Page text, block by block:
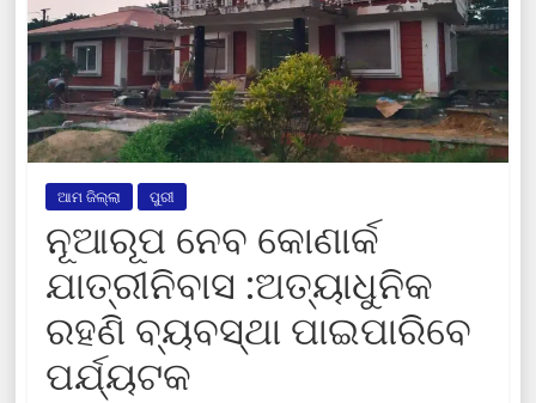
ଆମ ଜିଲ୍ଲା ପୁରୀ
ନୂଆରୂପ ନେବ କୋଣାର୍କ
ଯାତ୍ରୀନିବାସ :ଅତ୍ୟାଧୁନିକ
ରହଣି ବ୍ୟବସ୍ଥା ପାଇପାରିବେ
ପର୍ଯ୍ୟଟକ